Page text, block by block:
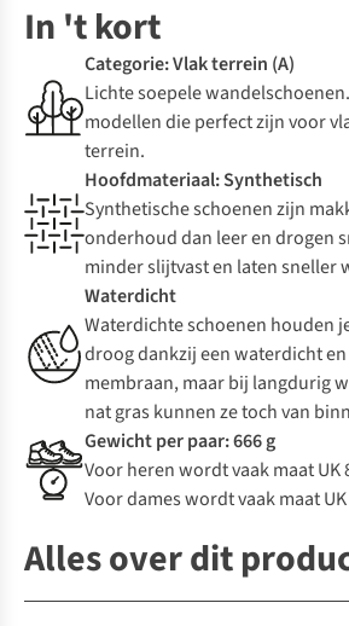
In 't kort
Categorie: Vlak terrein (A)
Lichte soepele
modellen die perfect zijn voor
terrein.
Hoofdmateriaal: Synthetisch
Synthetische schoenen zijn
onderhoud dan leer en drogen
minder slijtvast en laten sneller
Waterdicht
Waterdichte schoenen houden
droog dankzij een waterdicht
membraan, maar bij langdurig
nat gras kunnen ze toch van
Gewicht per paar: 666 g
Voor heren wordt vaak maat UK
Voor dames wordt vaak maat
Alles over dit